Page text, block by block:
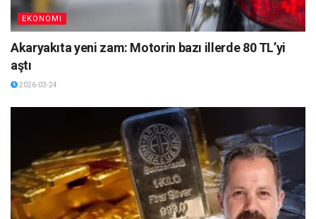
EKONOMI
Akaryakıta yeni zam: Motorin bazı illerde 80 TL’yi
aştı
2026-03-24